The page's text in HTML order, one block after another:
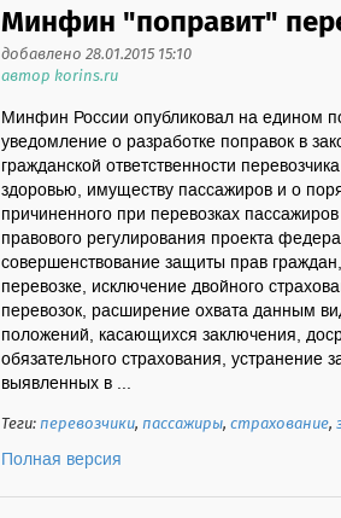
Минфин "поправит"
добавлено 28.01.2015 15:10
автор korins.ru
Минфин России опубликовал на едином
уведомление о разработке поправок в
гражданской ответственности
здоровью, имуществу пассажиров и о
причиненного при перевозках
правового регулирования проекта
совершенствование защиты прав
перевозке, исключение двойного
перевозок, расширение охвата данным
положений, касающихся заключения,
обязательного страхования, устранение
выявленных в ...
Теги:перевозчики,пассажиры,страхование,
Полная версия